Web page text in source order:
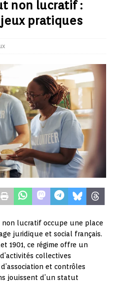
non lucratif :
pratiques
non lucratif occupe une place
juridique et social français.
1901, ce régime offre un
collectives
et contrôles
jouissent d’un statut